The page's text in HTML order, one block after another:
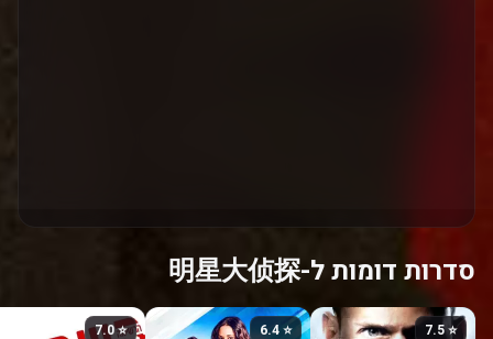
סדרות דומות ל-明星大侦探
⭐ 7.5
⭐ 6.4
⭐ 7.0